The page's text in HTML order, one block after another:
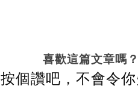
喜歡這篇文章嗎？
按個讚吧，不會令你